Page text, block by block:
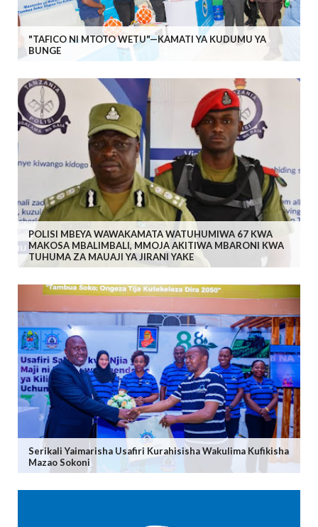
"TAFICO NI MTOTO WETU"—KAMATI YA KUDUMU YA
BUNGE
POLISI MBEYA WAWAKAMATA WATUHUMIWA 67 KWA
MAKOSA MBALIMBALI, MMOJA AKITIWA MBARONI KWA
TUHUMA ZA MAUAJI YA JIRANI YAKE
Serikali Yaimarisha Usafiri Kurahisisha Wakulima Kufikisha
Mazao Sokoni